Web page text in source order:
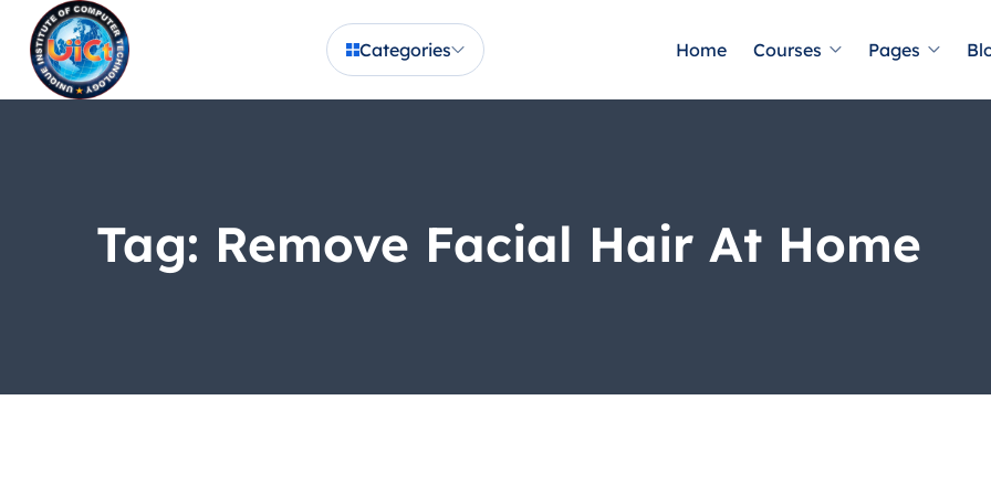
Categories Home Courses Pages
Tag: Remove Facial Hair At Home